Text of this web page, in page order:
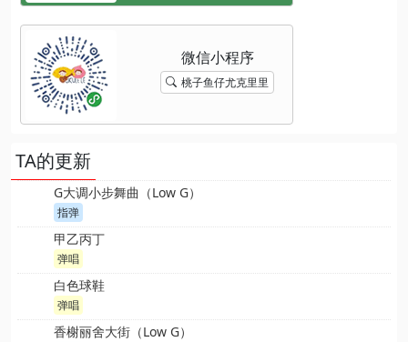
桃子鱼仔尤克里里
TA的更新
G大调小步舞曲（Low G）
指弹
甲乙丙丁
弹唱
白色球鞋
弹唱
香榭丽舍大街（Low G）